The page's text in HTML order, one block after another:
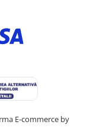
E-commerce by